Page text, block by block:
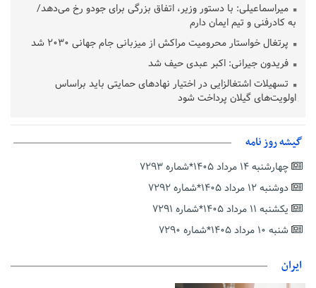
میراسماعیلی: با دستور وزیر، اتفاق بزرگی برای جودو رخ می‌دهد/
به کادرفنی و تیم ایمان دارم
پرتغال خواستار محرومیت مراکش از میزبانی جام جهانی ۲۰۳۰ شد
فریدون جیرانی: اکبر عبدی حیف شد
تسهیلات اشتغالزایی در اختیار نهادهای حمایتی باید براساس
اولویت‌های گیلان پرداخت شود
دفتر رهبر انقلاب: مطالب خارج از مراجع رسمی فاقد سندیت است
بقائی: فضای مذاکرات فنی و سیاسی ایران و عمان درباره تنگه هرمز،
مثبت است
رئیس سازمان جهاد کشاورزی استان: کشاورزان گیلان نسبت به
دریافت یارانه کود اقدام کنند
گیشه روز نامه
چهارشنبه ۱۴ مرداد ۱۴۰۵*شماره ۷۲۹۳
دوشنبه ۱۲ مرداد ۱۴۰۵*شماره ۷۲۹۲
یکشنبه ۱۱ مرداد ۱۴۰۵*شماره ۷۲۹۱
شنبه ۱۰ مرداد ۱۴۰۵*شماره ۷۲۹۰
ایران